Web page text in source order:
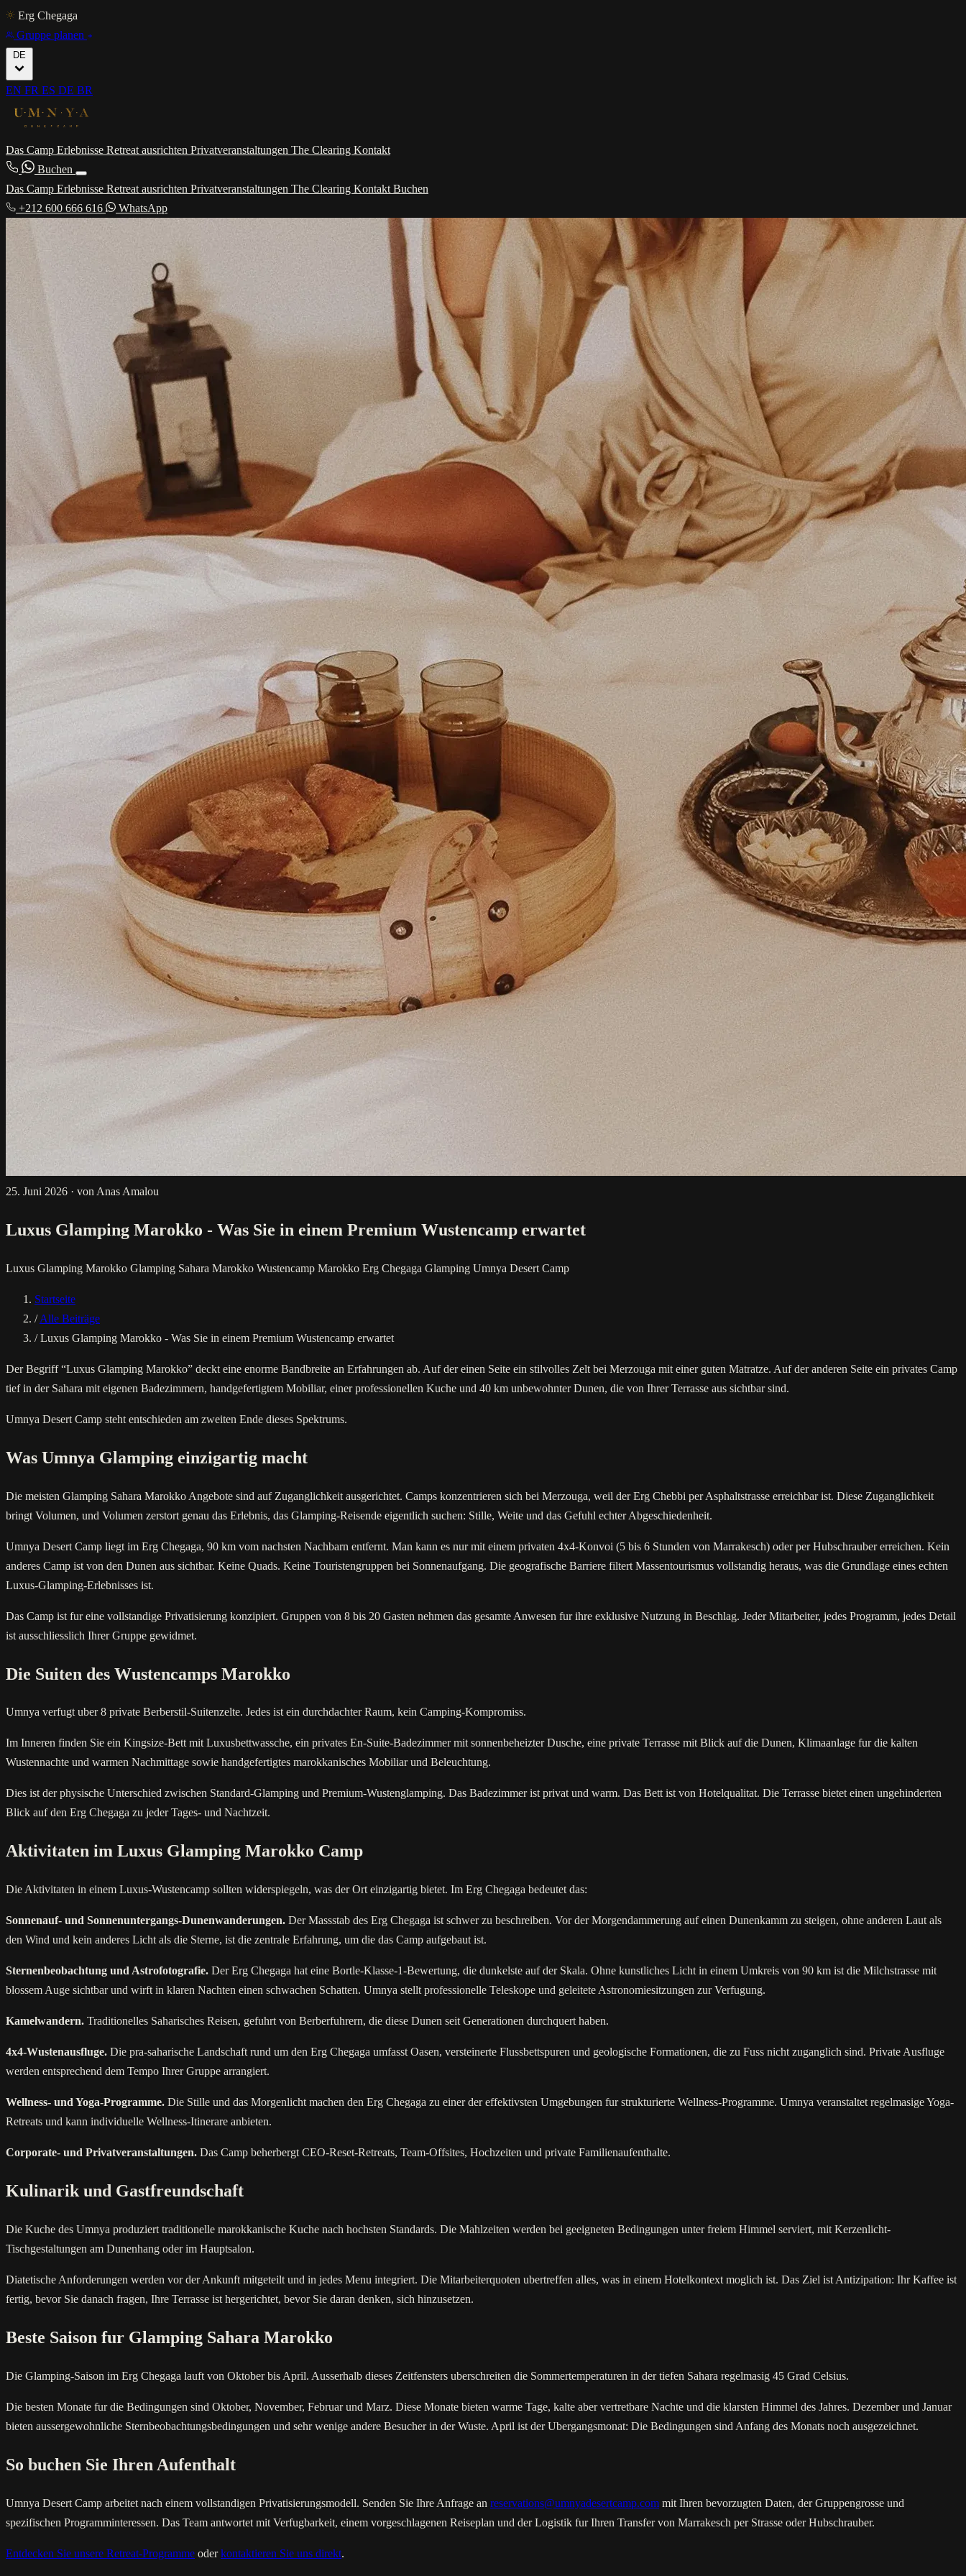
Erg Chegaga
Gruppe planen
DE
EN FR ES DE BR
Das Camp Erlebnisse Retreat ausrichten Privatveranstaltungen The Clearing Kontakt
Buchen
Das Camp Erlebnisse Retreat ausrichten Privatveranstaltungen The Clearing Kontakt Buchen
+212 600 666 616
WhatsApp
25. Juni 2026 · von Anas Amalou
Luxus Glamping Marokko - Was Sie in einem Premium Wustencamp erwartet
Luxus Glamping Marokko Glamping Sahara Marokko Wustencamp Marokko Erg Chegaga Glamping Umnya Desert Camp
Startseite
/ Alle Beiträge
/ Luxus Glamping Marokko - Was Sie in einem Premium Wustencamp erwartet
Der Begriff “Luxus Glamping Marokko” deckt eine enorme Bandbreite an Erfahrungen ab. Auf der einen Seite ein stilvolles Zelt bei Merzouga mit einer guten Matratze. Auf der anderen Seite ein privates Camp
tief in der Sahara mit eigenen Badezimmern, handgefertigtem Mobiliar, einer professionellen Kuche und 40 km unbewohnter Dunen, die von Ihrer Terrasse aus sichtbar sind.
Umnya Desert Camp steht entschieden am zweiten Ende dieses Spektrums.
Was Umnya Glamping einzigartig macht
Die meisten Glamping Sahara Marokko Angebote sind auf Zuganglichkeit ausgerichtet. Camps konzentrieren sich bei Merzouga, weil der Erg Chebbi per Asphaltstrasse erreichbar ist. Diese Zuganglichkeit
bringt Volumen, und Volumen zerstort genau das Erlebnis, das Glamping-Reisende eigentlich suchen: Stille, Weite und das Gefuhl echter Abgeschiedenheit.
Umnya Desert Camp liegt im Erg Chegaga, 90 km vom nachsten Nachbarn entfernt. Man kann es nur mit einem privaten 4x4-Konvoi (5 bis 6 Stunden von Marrakesch) oder per Hubschrauber erreichen. Kein
anderes Camp ist von den Dunen aus sichtbar. Keine Quads. Keine Touristengruppen bei Sonnenaufgang. Die geografische Barriere filtert Massentourismus vollstandig heraus, was die Grundlage eines echten
Luxus-Glamping-Erlebnisses ist.
Das Camp ist fur eine vollstandige Privatisierung konzipiert. Gruppen von 8 bis 20 Gasten nehmen das gesamte Anwesen fur ihre exklusive Nutzung in Beschlag. Jeder Mitarbeiter, jedes Programm, jedes Detail
ist ausschliesslich Ihrer Gruppe gewidmet.
Die Suiten des Wustencamps Marokko
Umnya verfugt uber 8 private Berberstil-Suitenzelte. Jedes ist ein durchdachter Raum, kein Camping-Kompromiss.
Im Inneren finden Sie ein Kingsize-Bett mit Luxusbettwassche, ein privates En-Suite-Badezimmer mit sonnenbeheizter Dusche, eine private Terrasse mit Blick auf die Dunen, Klimaanlage fur die kalten
Wustennachte und warmen Nachmittage sowie handgefertigtes marokkanisches Mobiliar und Beleuchtung.
Dies ist der physische Unterschied zwischen Standard-Glamping und Premium-Wustenglamping. Das Badezimmer ist privat und warm. Das Bett ist von Hotelqualitat. Die Terrasse bietet einen ungehinderten
Blick auf den Erg Chegaga zu jeder Tages- und Nachtzeit.
Aktivitaten im Luxus Glamping Marokko Camp
Die Aktivitaten in einem Luxus-Wustencamp sollten widerspiegeln, was der Ort einzigartig bietet. Im Erg Chegaga bedeutet das:
Sonnenauf- und Sonnenuntergangs-Dunenwanderungen. Der Massstab des Erg Chegaga ist schwer zu beschreiben. Vor der Morgendammerung auf einen Dunenkamm zu steigen, ohne anderen Laut als
den Wind und kein anderes Licht als die Sterne, ist die zentrale Erfahrung, um die das Camp aufgebaut ist.
Sternenbeobachtung und Astrofotografie. Der Erg Chegaga hat eine Bortle-Klasse-1-Bewertung, die dunkelste auf der Skala. Ohne kunstliches Licht in einem Umkreis von 90 km ist die Milchstrasse mit
blossem Auge sichtbar und wirft in klaren Nachten einen schwachen Schatten. Umnya stellt professionelle Teleskope und geleitete Astronomiesitzungen zur Verfugung.
Kamelwandern. Traditionelles Saharisches Reisen, gefuhrt von Berberfuhrern, die diese Dunen seit Generationen durchquert haben.
4x4-Wustenausfluge. Die pra-saharische Landschaft rund um den Erg Chegaga umfasst Oasen, versteinerte Flussbettspuren und geologische Formationen, die zu Fuss nicht zuganglich sind. Private Ausfluge
werden entsprechend dem Tempo Ihrer Gruppe arrangiert.
Wellness- und Yoga-Programme. Die Stille und das Morgenlicht machen den Erg Chegaga zu einer der effektivsten Umgebungen fur strukturierte Wellness-Programme. Umnya veranstaltet regelmasige Yoga-
Retreats und kann individuelle Wellness-Itinerare anbieten.
Corporate- und Privatveranstaltungen. Das Camp beherbergt CEO-Reset-Retreats, Team-Offsites, Hochzeiten und private Familienaufenthalte.
Kulinarik und Gastfreundschaft
Die Kuche des Umnya produziert traditionelle marokkanische Kuche nach hochsten Standards. Die Mahlzeiten werden bei geeigneten Bedingungen unter freiem Himmel serviert, mit Kerzenlicht-
Tischgestaltungen am Dunenhang oder im Hauptsalon.
Diatetische Anforderungen werden vor der Ankunft mitgeteilt und in jedes Menu integriert. Die Mitarbeiterquoten ubertreffen alles, was in einem Hotelkontext moglich ist. Das Ziel ist Antizipation: Ihr Kaffee ist
fertig, bevor Sie danach fragen, Ihre Terrasse ist hergerichtet, bevor Sie daran denken, sich hinzusetzen.
Beste Saison fur Glamping Sahara Marokko
Die Glamping-Saison im Erg Chegaga lauft von Oktober bis April. Ausserhalb dieses Zeitfensters uberschreiten die Sommertemperaturen in der tiefen Sahara regelmasig 45 Grad Celsius.
Die besten Monate fur die Bedingungen sind Oktober, November, Februar und Marz. Diese Monate bieten warme Tage, kalte aber vertretbare Nachte und die klarsten Himmel des Jahres. Dezember und Januar
bieten aussergewohnliche Sternbeobachtungsbedingungen und sehr wenige andere Besucher in der Wuste. April ist der Ubergangsmonat: Die Bedingungen sind Anfang des Monats noch ausgezeichnet.
So buchen Sie Ihren Aufenthalt
Umnya Desert Camp arbeitet nach einem vollstandigen Privatisierungsmodell. Senden Sie Ihre Anfrage an reservations@umnyadesertcamp.com mit Ihren bevorzugten Daten, der Gruppengrosse und
spezifischen Programminteressen. Das Team antwortet mit Verfugbarkeit, einem vorgeschlagenen Reiseplan und der Logistik fur Ihren Transfer von Marrakesch per Strasse oder Hubschrauber.
Entdecken Sie unsere Retreat-Programme oderkontaktieren Sie uns direkt.